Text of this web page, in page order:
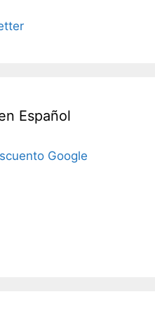
Español
Google